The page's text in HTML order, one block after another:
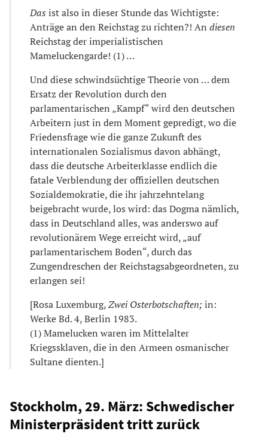
Das ist also in dieser Stunde das Wichtigste:
Anträge an den Reichstag zu richten?! An diesen
Reichstag der imperialistischen
Mameluckengarde! (1) …
Und diese schwindsüchtige Theorie von … dem
Ersatz der Revolution durch den
parlamentarischen „Kampf“ wird den deutschen
Arbeitern just in dem Moment gepredigt, wo die
Friedensfrage wie die ganze Zukunft des
internationalen Sozialismus davon abhängt,
dass die deutsche Arbeiterklasse endlich die
fatale Verblendung der offiziellen deutschen
Sozialdemokratie, die ihr jahrzehntelang
beigebracht wurde, los wird: das Dogma nämlich,
dass in Deutschland alles, was anderswo auf
revolutionärem Wege erreicht wird, „auf
parlamentarischem Boden“, durch das
Zungendreschen der Reichstagsabgeordneten, zu
erlangen sei!
[Rosa Luxemburg,Zwei Osterbotschaften; in:
Werke Bd. 4, Berlin 1983.
(1) Mamelucken waren im Mittelalter
Kriegssklaven, die in den Armeen osmanischer
Sultane dienten.]
Stockholm, 29. März: Schwedischer
Ministerpräsident tritt zurück